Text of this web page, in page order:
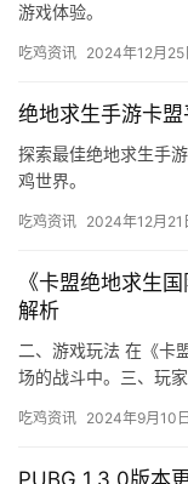
游戏体验。
吃鸡资讯 2024年12月25
绝地求生手游卡
探索最佳绝地求生手
鸡世界。
吃鸡资讯 2024年12月21
《卡盟绝地求生
解析
二、游戏玩法 在《卡
场的战斗中。三、玩
吃鸡资讯 2024年9月10日